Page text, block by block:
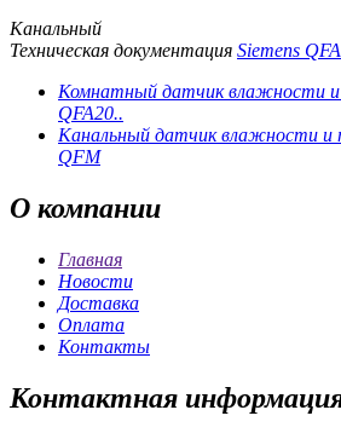
Канальный
Техническая документация Siemens
Комнатный датчик влажности
QFA20..
Канальный датчик влажности и
QFM
О компании
Главная
Новости
Доставка
Оплата
Контакты
Контактная